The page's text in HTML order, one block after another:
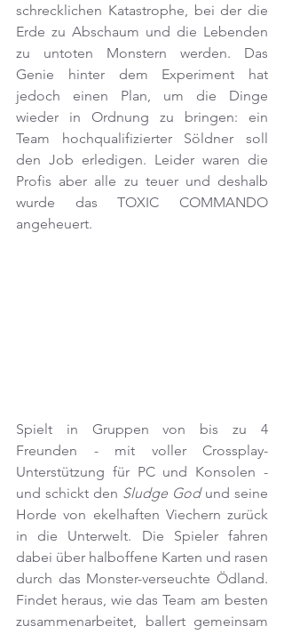
schrecklichen Katastrophe, bei der die
Erde zu Abschaum und die Lebenden
zu untoten Monstern werden. Das
Genie hinter dem Experiment hat
jedoch einen Plan, um die Dinge
wieder in Ordnung zu bringen: ein
Team hochqualifizierter Söldner soll
den Job erledigen. Leider waren die
Profis aber alle zu teuer und deshalb
wurde das TOXIC COMMANDO
angeheuert.
Spielt in Gruppen von bis zu 4
Freunden - mit voller Crossplay-
Unterstützung für PC und Konsolen -
und schickt den Sludge God und seine
Horde von ekelhaften Viechern zurück
in die Unterwelt. Die Spieler fahren
dabei über halboffene Karten und rasen
durch das Monster-verseuchte Ödland.
Findet heraus, wie das Team am besten
zusammenarbeitet, ballert gemeinsam